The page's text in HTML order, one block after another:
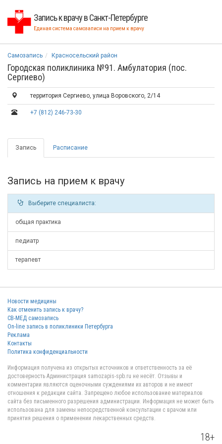
Запись к врачу в Санкт-Петербурге
Единая система самозаписи на прием к врачу
Самозапись Красносельский район
Городская поликлиника №91. Амбулатория (пос.
Сергиево)
территория Сергиево, улица Воровского, 2/14
+7 (812) 246-73-30
Запись Расписание
Запись на прием к врачу
Выберите специалиста:
общая практика
педиатр
терапевт
Новости медицины
Как отменить запись к врачу?
СВ-МЕД самозапись
On-line запись в поликлиники Петербурга
Реклама
Контакты
Политика конфиденциальности
Информация получена из открытых источников и ответственность за её
достоверность Администрация samozapis-spb.ru не несёт. Отзывы и
комментарии являются оценочными суждениями их авторов и не имеют
отношения к редакции сайта. Запрещено любое использование материалов
сайта без письменного разрешения администрации. Информация не может быть
использована для замены непосредственной консультации с врачом или
принятия решения о применении лекарственных средств.
18+